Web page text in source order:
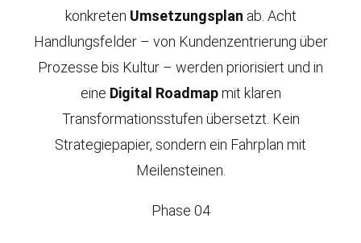
konkreten Umsetzungsplan ab. Acht
Handlungsfelder – von Kundenzentrierung über
Prozesse bis Kultur – werden priorisiert und in
eine Digital Roadmapmit klaren
Transformationsstufen übersetzt. Kein
Strategiepapier, sondern ein Fahrplan mit
Meilensteinen.
Phase 04